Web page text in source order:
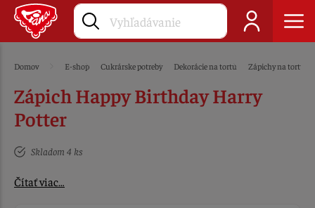
Domov E-shop Cukrárske potreby Dekorácie na tortu Zápichy na tortu
Zápich Happy Birthday Harry
Potter
Skladom 4 ks
Čítať viac…